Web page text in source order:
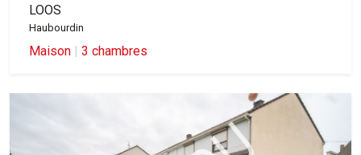
LOOS
Haubourdin
Maison | 3 chambres